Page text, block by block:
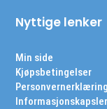
Nyttige lenker
Min side
Kjøpsbetingelser
Personvernerklæring
Informasjonskapsler